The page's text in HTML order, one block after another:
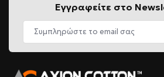
Εγγραφείτε στο